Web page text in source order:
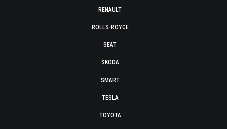
RENAULT
ROLLS-ROYCE
SEAT
SKODA
SMART
TESLA
TOYOTA